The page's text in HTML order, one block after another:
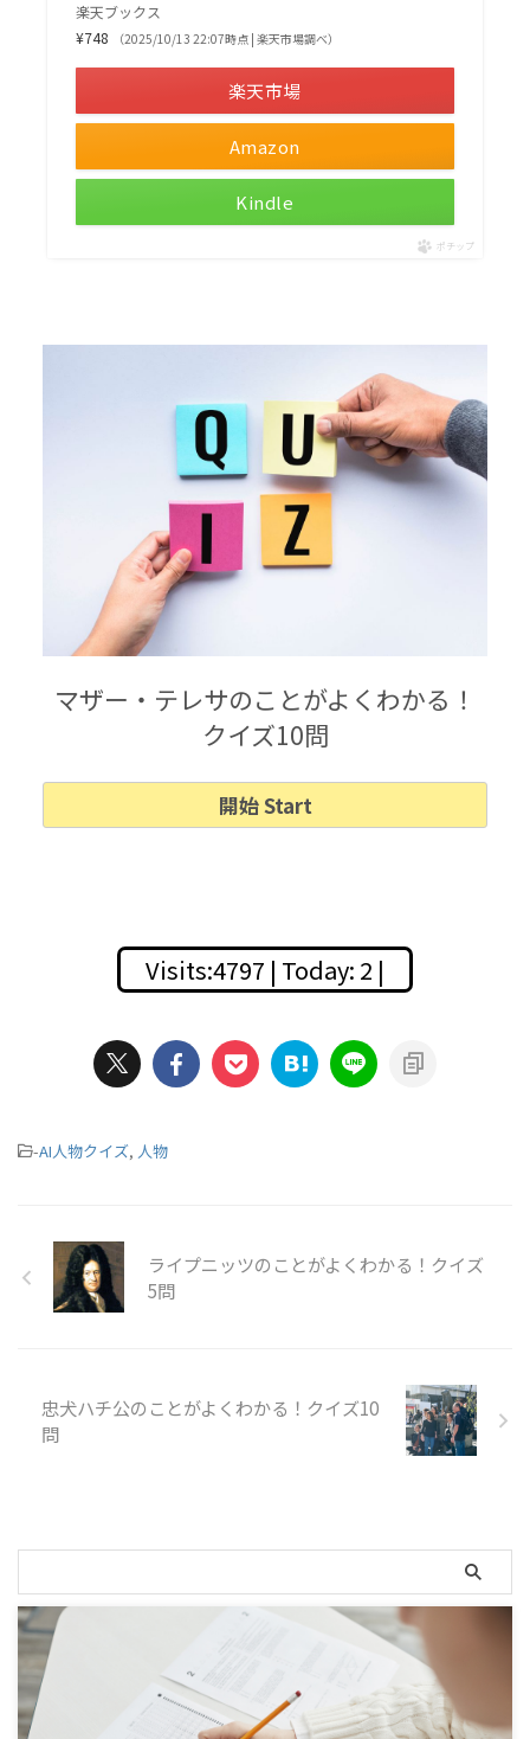
楽天ブックス
¥748
（2025/10/13 22:07時点 | 楽天市場調べ）
楽天市場
Amazon
Kindle
ポチップ
マザー・テレサのことがよくわかる！
クイズ10問
Visits:4797 | Today: 2 |
-AI人物クイズ, 人物
ライプニッツのことがよくわかる！クイズ
5問
忠犬ハチ公のことがよくわかる！クイズ10
問